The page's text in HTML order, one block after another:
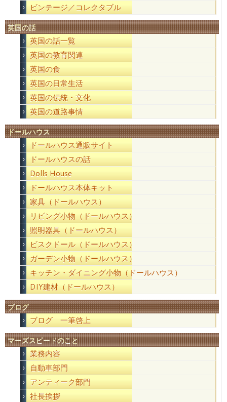
ビンテージ／コレクタブル
英国の話
英国の話一覧
英国の教育関連
英国の食
英国の日常生活
英国の伝統・文化
英国の道路事情
ドールハウス
ドールハウス通販サイト
ドールハウスの話
Dolls House
ドールハウス本体キット
家具（ドールハウス）
リビング小物（ドールハウス）
照明器具（ドールハウス）
ビスクドール（ドールハウス）
ガーデン小物（ドールハウス）
キッチン・ダイニング小物（ドールハウス）
DIY建材（ドールハウス）
ブログ
ブログ 一筆啓上
マーズスピードのこと
業務内容
自動車部門
アンティーク部門
社長挨拶